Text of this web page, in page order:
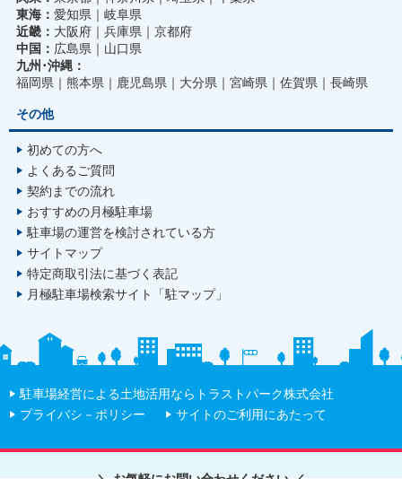
東海： 愛知県
岐阜県
近畿： 大阪府 兵庫県
京都府
中国： 広島県
山口県
九州･沖縄：
福岡県
熊本県 鹿児島県 大分県 宮崎県 佐賀県
長崎県
その他
初めての方へ
よくあるご質問
契約までの流れ
おすすめの月極駐車場
駐車場の運営を検討されている方
サイトマップ
特定商取引法に基づく表記
月極駐車場検索サイト「駐マップ」
駐車場経営による土地活用ならトラストパーク株式会社
プライバシ－ポリシー
サイトのご利用にあたって